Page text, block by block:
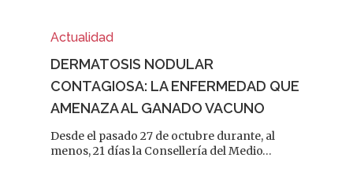
Actualidad
DERMATOSIS NODULAR
CONTAGIOSA: LA ENFERMEDAD QUE
AMENAZA AL GANADO VACUNO
Desde el pasado 27 de octubre durante, al
menos, 21 días la Consellería del Medio…